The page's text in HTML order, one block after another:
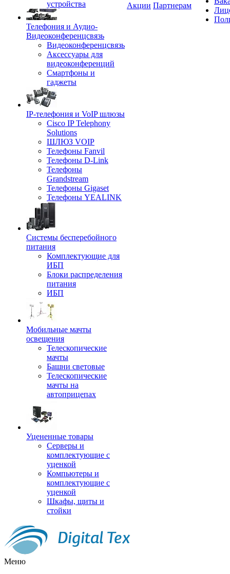
устройства
Телефония и Аудио-
Видеоконференцсвязь
Видеоконференцсвязь
Аксессуары для
видеоконференций
Смартфоны и
гаджеты
IP-телефония и VoIP шлюзы
Cisco IP Telephony
Solutions
ШЛЮЗ VOIP
Телефоны Fanvil
Телефоны D-Link
Телефоны
Grandstream
Телефоны Gigaset
Телефоны YEALINK
Системы бесперебойного
питания
Комплектующие для
ИБП
Блоки распределения
питания
ИБП
Мобильные мачты
освещения
Телескопические
мачты
Башни световые
Телескопические
мачты на
автоприцепах
Уцененные товары
Серверы и
комплектующие с
уценкой
Компьютеры и
комплектующие с
уценкой
Шкафы, щиты и
стойки
Акции Партнерам
Меню